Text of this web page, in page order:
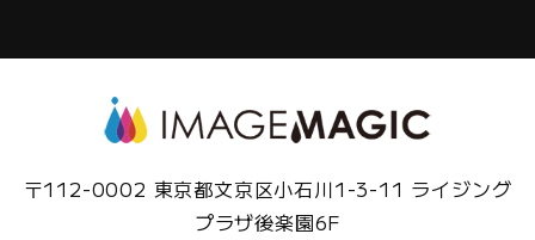
〒112-0002 東京都文京区小石川1-3-11 ライジング
プラザ後楽園6F